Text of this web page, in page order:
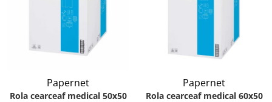
Papernet
Rola cearceaf medical 50x50
Papernet
Rola cearceaf medical 60x50